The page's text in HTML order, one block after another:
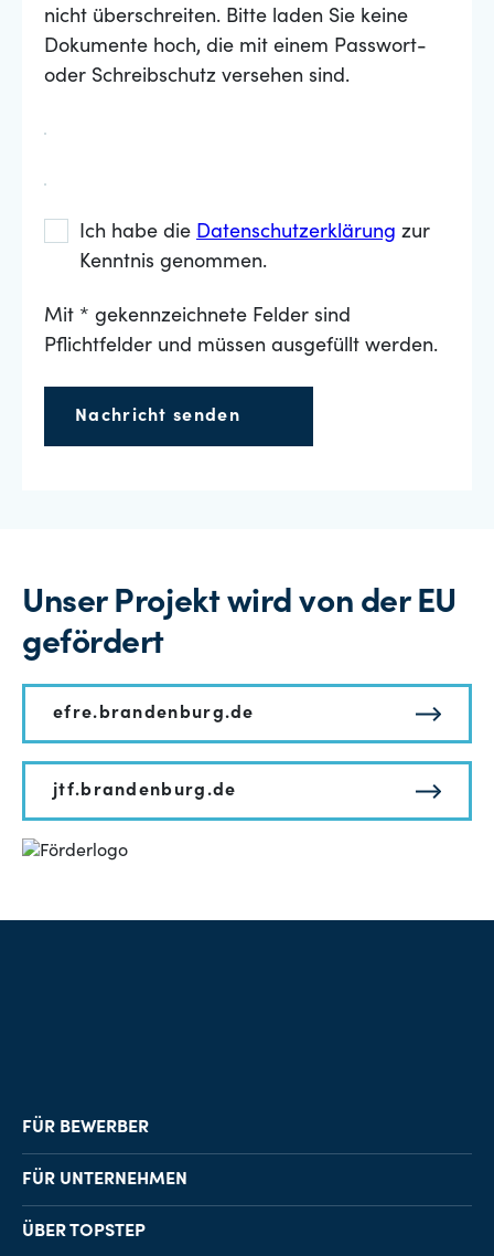
nicht überschreiten. Bitte laden Sie keine
Dokumente hoch, die mit einem Passwort-
oder Schreibschutz versehen sind.
Ich habe die Datenschutzerklärung zur
Kenntnis genommen.
Mit * gekennzeichnete Felder sind
Pflichtfelder und müssen ausgefüllt werden.
Nachricht senden
Unser Projekt wird von der EU
gefördert
efre.brandenburg.de
jtf.brandenburg.de
FÜR BEWERBER
Job-Finder
Karriereberatung
FÜR UNTERNEHMEN
Personalvermittlung
ÜBER TOPSTEP